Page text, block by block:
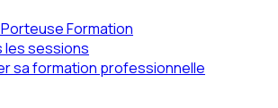
Porteuse Formation
les sessions
sa formation professionnelle